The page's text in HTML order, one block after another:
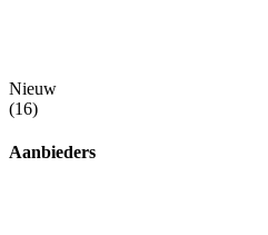
Nieuw
(16)
Aanbieders